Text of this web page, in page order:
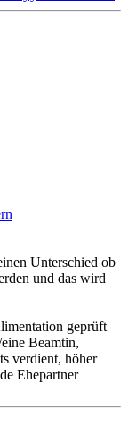
Unterschied ob
und das wird
geprüft
Beamtin,
verdient, höher
Ehepartner